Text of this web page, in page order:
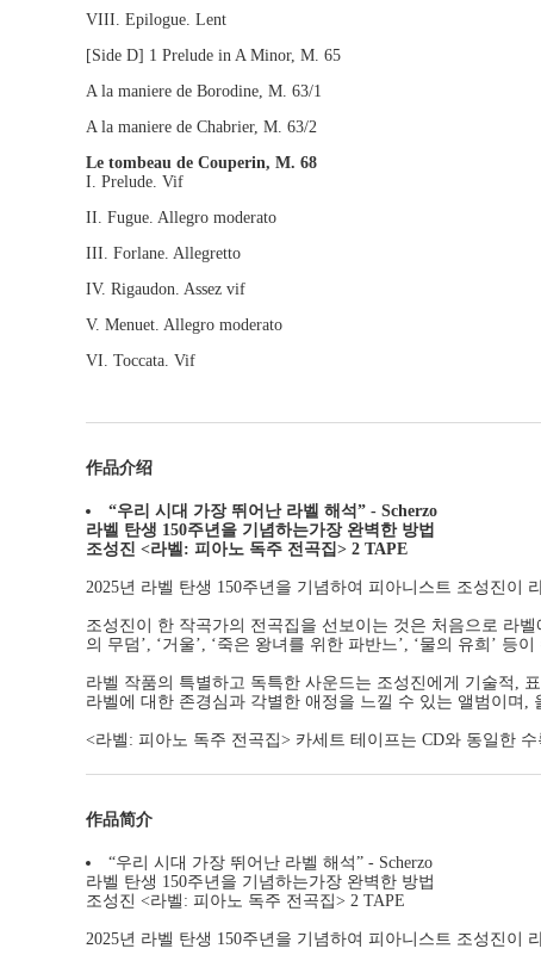
VIII. Epilogue. Lent
[Side D] 1 Prelude in A Minor, M. 65
A la maniere de Borodine, M. 63/1
A la maniere de Chabrier, M. 63/2
Le tombeau de Couperin, M. 68
I. Prelude. Vif
II. Fugue. Allegro moderato
III. Forlane. Allegretto
IV. Rigaudon. Assez vif
V. Menuet. Allegro moderato
VI. Toccata. Vif
作品介绍
“우리 시대 가장 뛰어난 라벨 해석” - Scherzo
라벨 탄생 150주년을 기념하는가장 완벽한 방법
조성진 <라벨: 피아노 독주 전곡집> 2 TAPE
2025년 라벨 탄생 150주년을 기념하여 피아니스트 조성진이
조성진이 한 작곡가의 전곡집을 선보이는 것은 처음으로 라
의 무덤’, ‘거울’, ‘죽은 왕녀를 위한 파반느’, ‘물의 유희’
라벨 작품의 특별하고 독특한 사운드는 조성진에게 기술적,
라벨에 대한 존경심과 각별한 애정을 느낄 수 있는 앨범이며
<라벨: 피아노 독주 전곡집> 카세트 테이프는 CD와 동일한
作品简介
“우리 시대 가장 뛰어난 라벨 해석” - Scherzo
라벨 탄생 150주년을 기념하는가장 완벽한 방법
조성진 <라벨: 피아노 독주 전곡집> 2 TAPE
2025년 라벨 탄생 150주년을 기념하여 피아니스트 조성진이